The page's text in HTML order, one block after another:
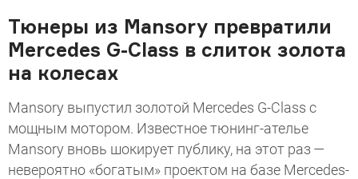
Тюнеры из Mansory превратили
Mercedes G-Class в слиток золота
на колесах
Mansory выпустил золотой Mercedes G-Class с
мощным мотором. Известное тюнинг-ателье
Mansory вновь шокирует публику, на этот раз —
невероятно «богатым» проектом на базе Mercedes-